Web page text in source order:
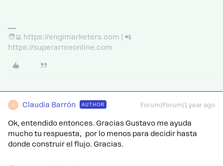
🧑‍💻 https://engimarketers.com | 📲
https://superarmeonline.com
C Claudia Barrón AUTHOR Forum|Forum|1 year ago
Ok, entendido entonces. Gracias Gustavo me ayuda
mucho tu respuesta, por lo menos para decidir hasta
donde construir el flujo. Gracias.